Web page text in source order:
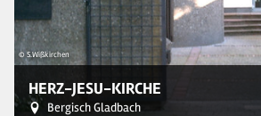
© S.Wißkirchen
HERZ-JESU-KIRCHE
Bergisch Gladbach